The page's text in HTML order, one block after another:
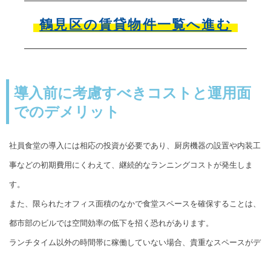
鶴見区の賃貸物件一覧へ進む
導入前に考慮すべきコストと運用面
でのデメリット
社員食堂の導入には相応の投資が必要であり、厨房機器の設置や内装工
事などの初期費用にくわえて、継続的なランニングコストが発生しま
す。
また、限られたオフィス面積のなかで食堂スペースを確保することは、
都市部のビルでは空間効率の低下を招く恐れがあります。
ランチタイム以外の時間帯に稼働していない場合、貴重なスペースがデ